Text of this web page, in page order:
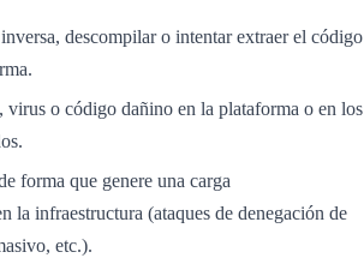
descompilar o intentar extraer el código
o código dañino en la plataforma o en los
forma que genere una carga
la infraestructura (ataques de denegación de
etc.).